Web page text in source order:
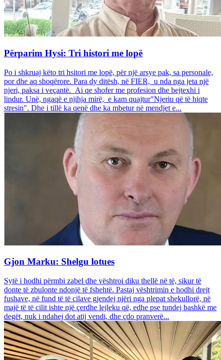
Përparim Hysi: Tri histori me lopë
Po i shkruaj këto tri hsitori me lopë, për një arsye pak, sa personale,
por dhe aq shoqërore. Para dy ditësh, në FIER, u nda nga jeta një
njeri, paksa i veçantë. Ai qe shofer me profesion dhe bejtexhi i
lindur. Unë, ngaqë e njihja mirë, e kam quajtur"Njeriu që të hiqte
stresin". Dhe i tillë ka qenë dhe ka mbetur në mendjet e...
Gjon Marku: Shelgu lotues
Sytë i hodhi përmbi zabel dhe vështroi diku thellë në të, sikur të
donte të zbulonte ndonjë të fshehtë. Pastaj vështrimin e hodhi drejt
fushave, në fund të të cilave gjendej njëri nga plepat shekullorë, në
majë të të cilit ishte një çerdhe lejleku që, edhe pse tundej bashkë me
degët, nuk i ndahej dot atij vendi, dhe çdo pranverë...